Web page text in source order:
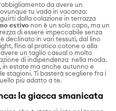
da avere un
tu vada in vacanza:
dalla colazione in terrazza
estivo non è un solo capo, ma un
di essere impeccabile senza
è declinato in vari tessuti, dal lino
fino al pratico cotone o alla
un taglio casual o molto
di indipendenza nella moda.
in estate ma anche autunno e
stagioni. Ti basterà scegliere fra i
più adatto a te.
la giacca smanicata